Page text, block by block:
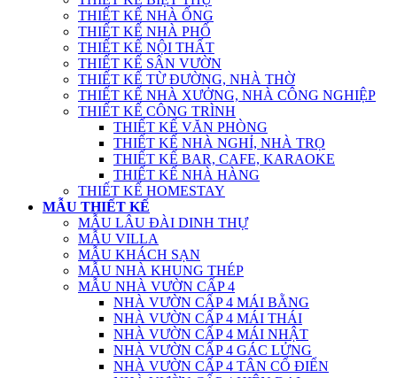
THIẾT KẾ NHÀ ỐNG
THIẾT KẾ NHÀ PHỐ
THIẾT KẾ NỘI THẤT
THIẾT KẾ SÂN VƯỜN
THIẾT KẾ TỪ ĐƯỜNG, NHÀ THỜ
THIẾT KẾ NHÀ XƯỞNG, NHÀ CÔNG NGHIỆP
THIẾT KẾ CÔNG TRÌNH
THIẾT KẾ VĂN PHÒNG
THIẾT KẾ NHÀ NGHỈ, NHÀ TRỌ
THIẾT KẾ BAR, CAFE, KARAOKE
THIẾT KẾ NHÀ HÀNG
THIẾT KẾ HOMESTAY
MẪU THIẾT KẾ
MẪU LÂU ĐÀI DINH THỰ
MẪU VILLA
MẪU KHÁCH SẠN
MẪU NHÀ KHUNG THÉP
MẪU NHÀ VƯỜN CẤP 4
NHÀ VƯỜN CẤP 4 MÁI BẰNG
NHÀ VƯỜN CẤP 4 MÁI THÁI
NHÀ VƯỜN CẤP 4 MÁI NHẬT
NHÀ VƯỜN CẤP 4 GÁC LỬNG
NHÀ VƯỜN CẤP 4 TÂN CỔ ĐIỂN